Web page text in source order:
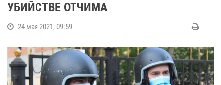
УБИЙСТВЕ ОТЧИМА
24 мая 2021, 09:59